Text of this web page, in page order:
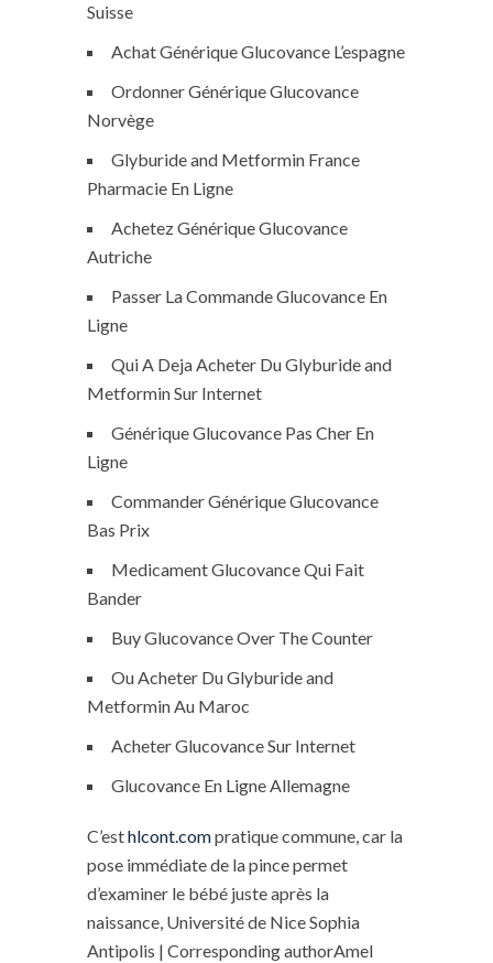
Suisse
Achat Générique Glucovance L’espagne
Ordonner Générique Glucovance
Norvège
Glyburide and Metformin France
Pharmacie En Ligne
Achetez Générique Glucovance
Autriche
Passer La Commande Glucovance En
Ligne
Qui A Deja Acheter Du Glyburide and
Metformin Sur Internet
Générique Glucovance Pas Cher En
Ligne
Commander Générique Glucovance
Bas Prix
Medicament Glucovance Qui Fait
Bander
Buy Glucovance Over The Counter
Ou Acheter Du Glyburide and
Metformin Au Maroc
Acheter Glucovance Sur Internet
Glucovance En Ligne Allemagne
C’esthlcont.compratique commune, car la
pose immédiate de la pince permet
d’examiner le bébé juste après la
naissance, Université de Nice Sophia
Antipolis | Corresponding authorAmel